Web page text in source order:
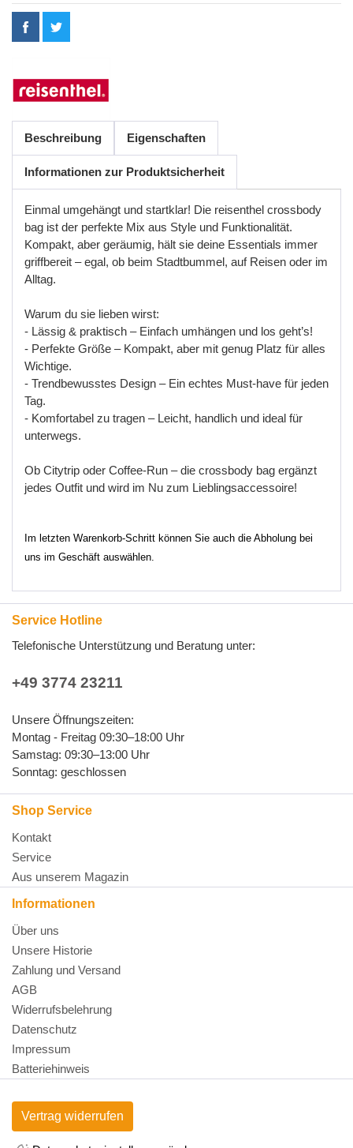
Beschreibung Eigenschaften
Informationen zur Produktsicherheit
Einmal umgehängt und startklar! Die reisenthel crossbody
bag ist der perfekte Mix aus Style und Funktionalität.
Kompakt, aber geräumig, hält sie deine Essentials immer
griffbereit – egal, ob beim Stadtbummel, auf Reisen oder im
Alltag.
Warum du sie lieben wirst:
- Lässig & praktisch – Einfach umhängen und los geht’s!
- Perfekte Größe – Kompakt, aber mit genug Platz für alles
Wichtige.
- Trendbewusstes Design – Ein echtes Must-have für jeden
Tag.
- Komfortabel zu tragen – Leicht, handlich und ideal für
unterwegs.
Ob Citytrip oder Coffee-Run – die crossbody bag ergänzt
jedes Outfit und wird im Nu zum Lieblingsaccessoire!
Im letzten Warenkorb-Schritt können Sie auch die Abholung bei
uns im Geschäft auswählen.
Service Hotline
Telefonische Unterstützung und Beratung unter:
+49 3774 23211
Unsere Öffnungszeiten:
Montag - Freitag 09:30–18:00 Uhr
Samstag: 09:30–13:00 Uhr
Sonntag: geschlossen
Shop Service
Kontakt
Service
Aus unserem Magazin
Informationen
Über uns
Unsere Historie
Zahlung und Versand
AGB
Widerrufsbelehrung
Datenschutz
Impressum
Batteriehinweis
Vertrag widerrufen